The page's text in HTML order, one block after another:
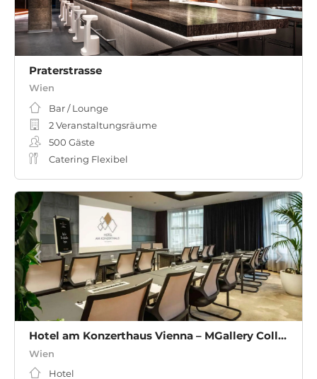
Praterstrasse
Wien
Bar / Lounge
2 Veranstaltungsräume
500 Gäste
Catering Flexibel
Hotel am Konzerthaus Vienna – MGallery Collection
Wien
Hotel